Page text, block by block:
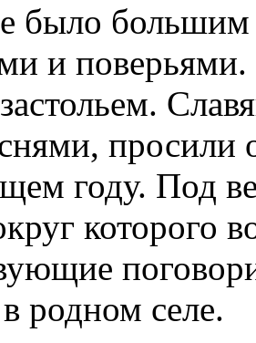
было
и
просили
году. Под
которого
родном селе.